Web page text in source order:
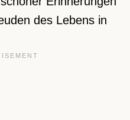
des Lebens in